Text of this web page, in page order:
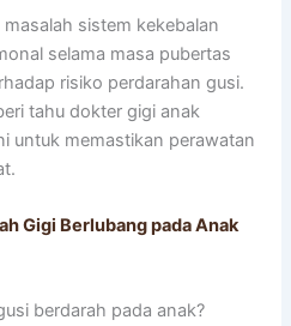
sistem kekebalan
selama masa pubertas
risiko perdarahan gusi.
tahu dokter gigi anak
untuk memastikan perawatan
Gigi Berlubang pada Anak
berdarah pada anak?